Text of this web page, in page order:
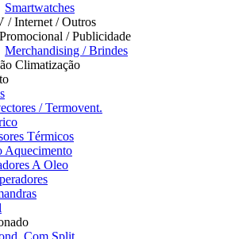
Smartwatches
/ Internet / Outros
/ Publicidade
Merchandising / Brindes
Climatização
/ Termovent.
Térmicos
Aquecimento
A Oleo
Com Split